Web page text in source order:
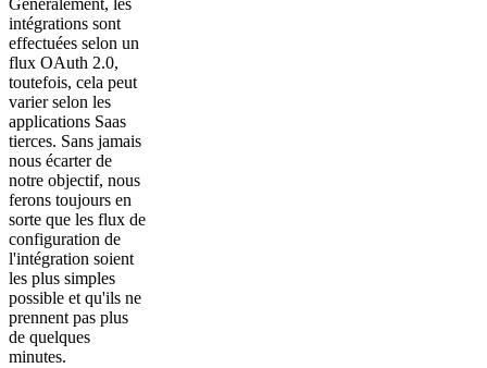
Généralement, les
intégrations sont
effectuées selon un
flux OAuth 2.0,
toutefois, cela peut
varier selon les
applications Saas
tierces. Sans jamais
nous écarter de
notre objectif, nous
ferons toujours en
sorte que les flux de
configuration de
l'intégration soient
les plus simples
possible et qu'ils ne
prennent pas plus
de quelques
minutes.